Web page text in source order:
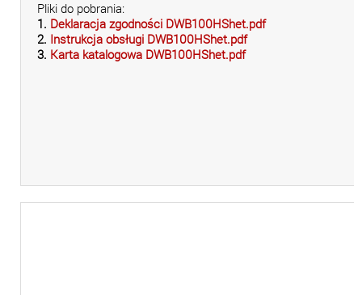
Pliki do pobrania:
1. Deklaracja zgodności DWB100HShet.pdf
2. Instrukcja obsługi DWB100HShet.pdf
3. Karta katalogowa DWB100HShet.pdf